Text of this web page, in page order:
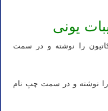
یونی
را نوشته و در سمت
نوشته و در سمت چپ نام